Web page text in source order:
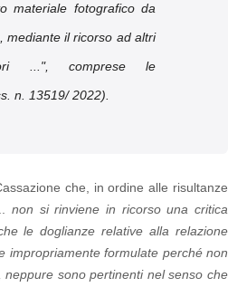
materiale fotografico da
mediante il ricorso ad altri
... ", comprese le
n. 13519/ 2022).
che, in ordine alle risultanze
non si rinviene in ricorso una critica
le doglianze relative alla relazione
impropriamente formulate perché non
sono pertinenti nel senso che